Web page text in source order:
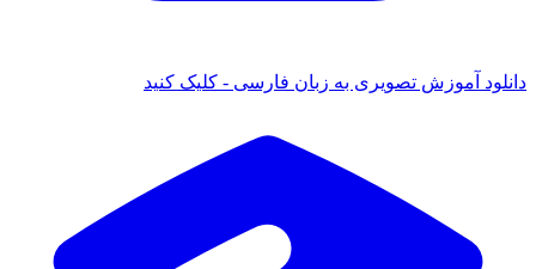
آموزش تصویری به زبان فارسی - کلیک کنید